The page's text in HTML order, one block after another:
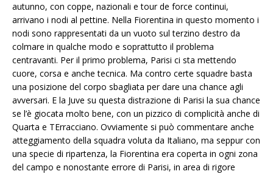
autunno, con coppe, nazionali e tour de force continui,
arrivano i nodi al pettine. Nella Fiorentina in questo momento i
nodi sono rappresentati da un vuoto sul terzino destro da
colmare in qualche modo e soprattutto il problema
centravanti. Per il primo problema, Parisi ci sta mettendo
cuore, corsa e anche tecnica. Ma contro certe squadre basta
una posizione del corpo sbagliata per dare una chance agli
avversari. E la Juve su questa distrazione di Parisi la sua chance
se l’è giocata molto bene, con un pizzico di complicità anche di
Quarta e TErracciano. Ovviamente si può commentare anche
atteggiamento della squadra voluta da Italiano, ma seppur con
una specie di ripartenza, la Fiorentina era coperta in ogni zona
del campo e nonostante errore di Parisi, in area di rigore